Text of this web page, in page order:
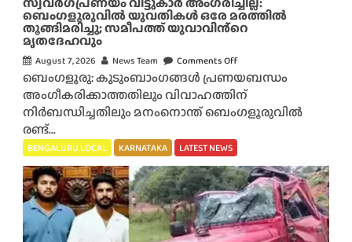
ബെംഗളൂരുവിൽ യുവതികൾ ഒരേ മരത്തിൽ
തൂങ്ങിമരിച്ചു; സമീപത്ത് യുവാവിൻ്റെ
മൃതദേഹവും
August 7, 2026 News Team Comments Off
n
സ്വ
വ
പ്ര
ണ
യം
വീ
ട്ടു
ബെംഗളൂരു: കുടുംബാംഗങ്ങൾ പ്രണയബന്ധം
അംഗീകരിക്കാത്തതിലും വിവാഹത്തിന്
നിർബന്ധിച്ചതിലും മനംനൊന്ത് ബെംഗളൂരുവിൽ
രണ്ട്...
BENGALURU LOCAL KARNATAKA LATEST NEWS